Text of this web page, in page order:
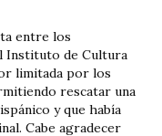
entre los
Instituto de Cultura
limitada por los
rescatar una
y que había
Cabe agradecer